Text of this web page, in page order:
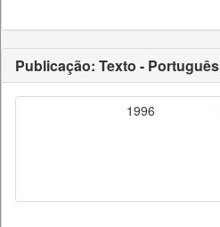
Publicação: Texto - Português
1996